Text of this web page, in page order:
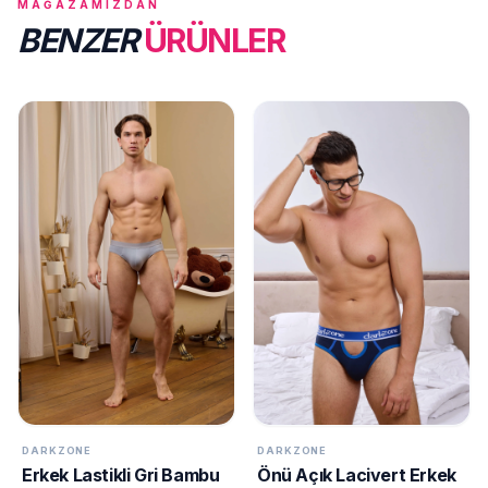
MAĞAZAMIZDAN
BENZERÜRÜNLER
DARKZONE
Erkek Lastikli Gri Bambu
DARKZONE
Önü Açık Lacivert Erkek